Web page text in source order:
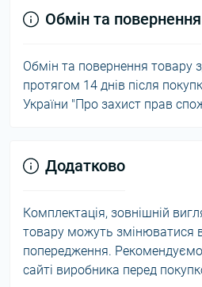
Обмін та повернення
Обмін та повернення товару
протягом 14 днів після
України "Про захист прав
Додатково
Комплектація, зовнішній
товару можуть змінюватися
попередження. Рекомендуємо
сайті виробника перед